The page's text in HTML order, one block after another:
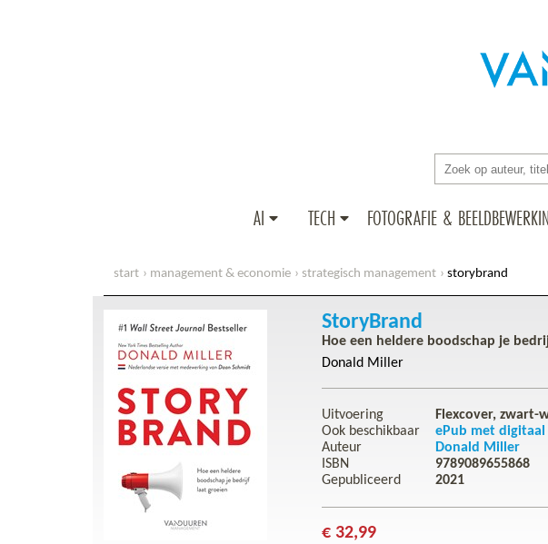
AI TECH FOTOGRAFIE &
start management & economie strategisch management storybrand
StoryBrand
Hoe een heldere boodschap je
Donald Miller
Uitvoering Flexcover, zwart-
Ook beschikbaar
ePub met
Auteur
Donald Miller
ISBN
9789089655868
Gepubliceerd
2021
€ 32,99